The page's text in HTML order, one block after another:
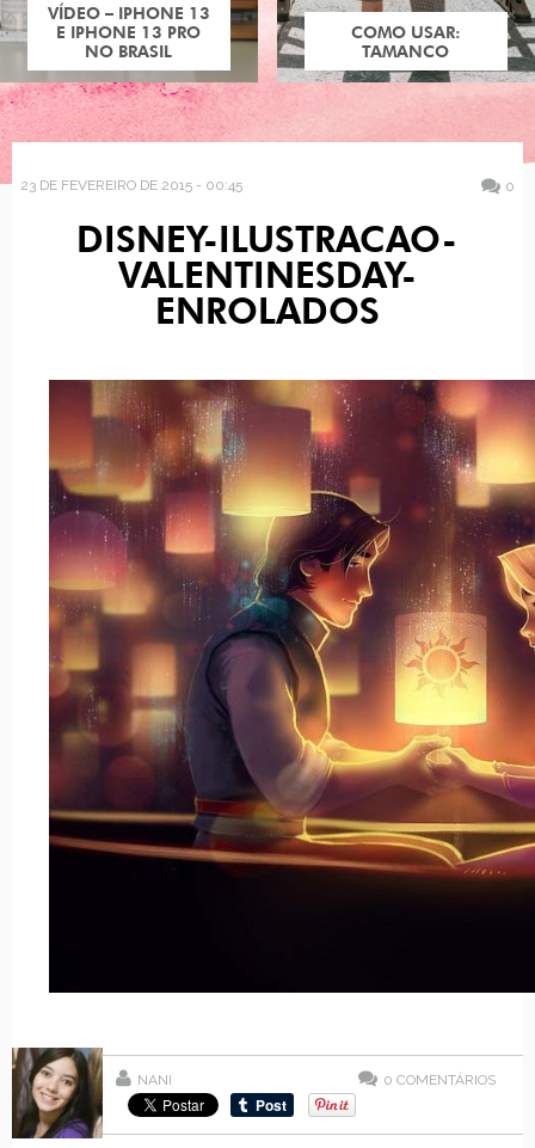
VÍDEO – IPHONE 13
E IPHONE 13 PRO
NO BRASIL
COMO USAR:
TAMANCO
23 DE FEVEREIRO DE 2015 - 00:45 0
DISNEY-ILUSTRACAO-
VALENTINESDAY-
ENROLADOS
NANI 0 COMENTÁRIOS